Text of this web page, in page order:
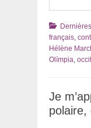
Catégories
français,
Hélène
Olímpia,
Je
polaire,